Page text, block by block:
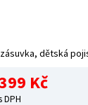
dětská
Kč
DPH